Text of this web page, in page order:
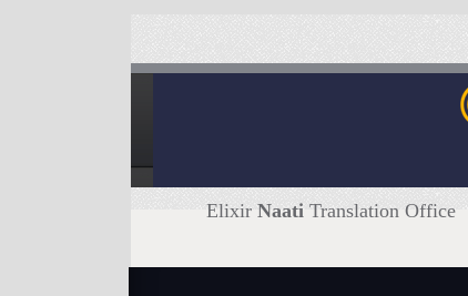
Elixir Naati Translation Office